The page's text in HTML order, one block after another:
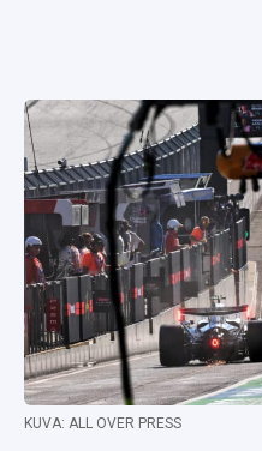
KUVA: ALL OVER PRESS